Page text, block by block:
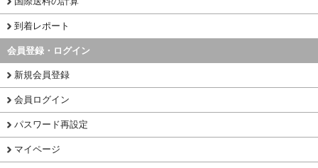
到着レポート
会員登録・ログイン
新規会員登録
会員ログイン
パスワード再設定
マイページ